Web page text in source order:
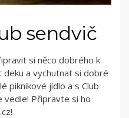
sendvič
si něco dobrého k
deku a vychutnat si dobré
piknikové jídlo a s Club
vedle! Připravte si ho